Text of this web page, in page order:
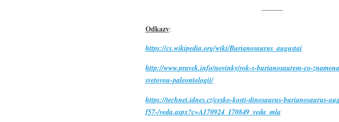
———
Odkazy:
https://cs.wikipedia.org/wiki/Burianosaurus_augustai
http://www.pravek.info/novinky/rok-s-burianosaurem-co-
svetovou-paleontologii/
https://technet.idnes.cz/cesko-kosti-dinosaurus-burianosaurus-
f57-/veda.aspx?c=A170924_170849_veda_mla